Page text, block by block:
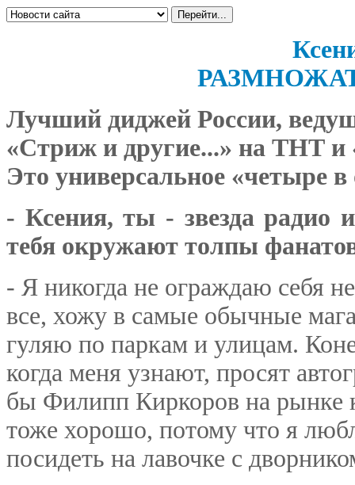
Лучший диджей России,
«Cтриж и другие...» на ТНТ и
Это универсальное «четыре
- Ксения, ты - звезда радио
тебя окружают толпы
- Я никогда не ограждаю себя
все, хожу в самые обычные
гуляю по паркам и улицам.
когда меня узнают, просят
бы Филипп Киркоров на рынке
тоже хорошо, потому что я
посидеть на лавочке с